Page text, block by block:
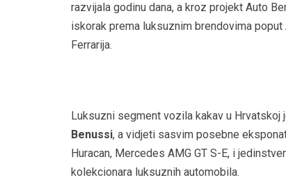
razvijala godinu dana, a kroz projekt Auto
iskorak prema luksuznim brendovima
Ferrarija.
Luksuzni segment vozila kakav u Hrvatskoj
Benussi, a vidjeti sasvim posebne
Huracan, Mercedes AMG GT S-E, i
kolekcionara luksuznih automobila.